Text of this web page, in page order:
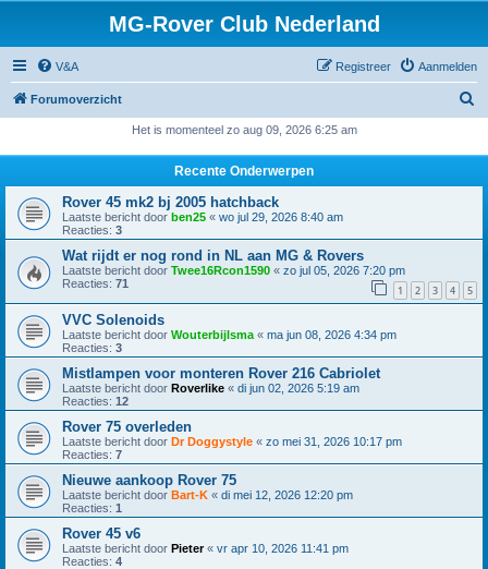
MG-Rover Club Nederland
V&A Aanmelden
Registreer
Forumoverzicht
Het is momenteel zo aug 09, 2026 6:25 am
Recente Onderwerpen
Rover 45 mk2 bj 2005 hatchback
Laatste bericht door ben25 « wo jul 29, 2026 8:40 am
Reacties: 3
Wat rijdt er nog rond in NL aan MG & Rovers
Laatste bericht door Twee16Rcon1590 « zo jul 05, 2026 7:20 pm
Reacties: 71 1 2 3 4 5
VVC Solenoids
Laatste bericht door Wouterbijlsma « ma jun 08, 2026 4:34 pm
Reacties: 3
Mistlampen voor monteren Rover 216 Cabriolet
Laatste bericht door Roverlike « di jun 02, 2026 5:19 am
Reacties: 12
Rover 75 overleden
Laatste bericht door Dr Doggystyle « zo mei 31, 2026 10:17 pm
Reacties: 7
Nieuwe aankoop Rover 75
Laatste bericht door Bart-K « di mei 12, 2026 12:20 pm
Reacties: 1
Rover 45 v6
Laatste bericht door Pieter« vr apr 10, 2026 11:41 pm
Reacties: 4